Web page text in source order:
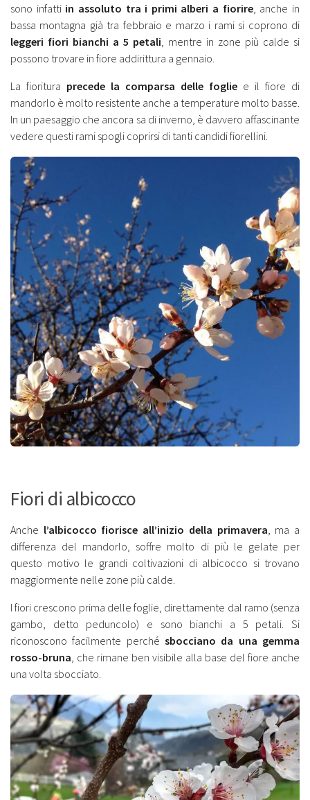
sono infatti in assoluto tra i primi alberi a fiorire, anche in
bassa montagna già tra febbraio e marzo i rami si coprono di
leggeri fiori bianchi a 5 petali , mentre in zone più calde si
possono trovare in fiore addirittura a gennaio.
La fioritura precede la comparsa delle foglie e il fiore di
mandorlo è molto resistente anche a temperature molto basse.
In un paesaggio che ancora sa di inverno, è davvero affascinante
vedere questi rami spogli coprirsi di tanti candidi fiorellini.
Fiori di albicocco
Anche l’albicocco fiorisce all’inizio della primavera , ma a
differenza del mandorlo, soffre molto di più le gelate per
questo motivo le grandi coltivazioni di albicocco si trovano
maggiormente nelle zone più calde.
I fiori crescono prima delle foglie, direttamente dal ramo (senza
gambo, detto peduncolo) e sono bianchi a 5 petali. Si
riconoscono facilmente perché sbocciano da una gemma
rosso-bruna , che rimane ben visibile alla base del fiore anche
una volta sbocciato.